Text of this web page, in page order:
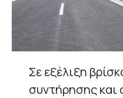
Σε εξέλιξη
συντήρησης και